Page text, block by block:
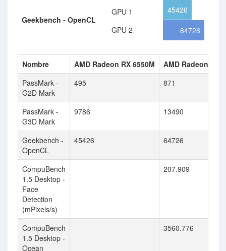
Geekbench - OpenCL
GPU 1
GPU 2
45426
64726
Nombre AMD Radeon RX 6550M
AMD Radeon RX
PassMark -
G2D Mark
495 871
PassMark -
G3D Mark
9786 13490
Geekbench -
OpenCL
45426 64726
CompuBench
1.5 Desktop -
Face
Detection
(mPixels/s)
207.909
CompuBench
1.5 Desktop -
Ocean
3560.776